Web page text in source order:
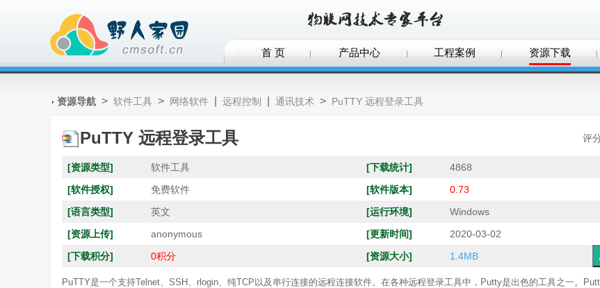
首 页 产品中心 工程案例 资源下载
资源导航 > 软件工具 > 网络软件 远程控制 通讯技术 > PuTTY 远程登录工具
PuTTY 远程登录工具 评
[资源类型] 软件工具 [下载统计]
4868
[软件授权]
免费软件 [软件版本]
0.73
[语言类型]
英文 [运行环境]
Windows
[资源上传]
anonymous [更新时间]
2020-03-02
[下载积分]
0积分 [资源大小] 1.4MB
PuTTY是一个支持Telnet、SSH、rlogin、纯TCP以及串行连接的远程连接软件。在各种远程登录工具中，Putty是出色的工具之一。